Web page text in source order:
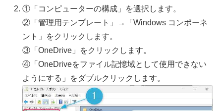
①「コンピューターの構成」を選択します。
②「管理用テンプレート」→「Windows コンポーネ
ント」をクリックします。
③「OneDrive」をクリックします。
④「OneDriveをファイル記憶域として使用できない
ようにする」をダブルクリックします。